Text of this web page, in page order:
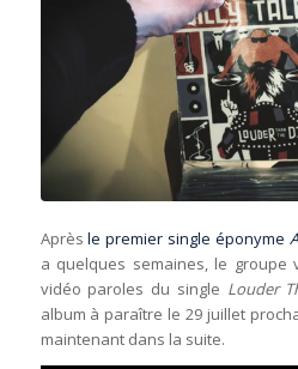
Aprèsle premier single éponyme
a quelques semaines, le groupe
vidéo paroles du single Louder
album à paraître le 29 juillet
maintenant dans la suite.